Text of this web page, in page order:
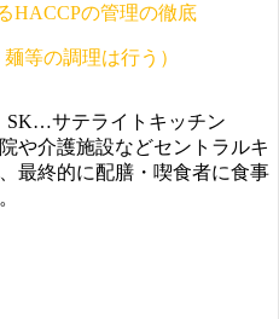
HACCPの管理の徹底
等の調理は行う）
サテライトキッチン
や介護施設などセントラルキ
最終的に配膳・喫食者に食事